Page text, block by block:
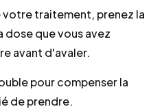
traitement, prenez la
que vous avez
avant d'avaler.
pour compenser la
de prendre.